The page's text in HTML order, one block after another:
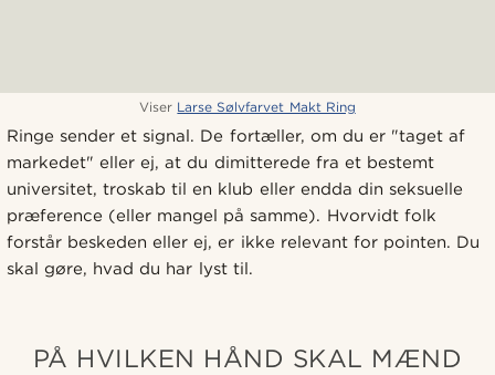
Viser Larse Sølvfarvet Makt Ring
Ringe sender et signal. De fortæller, om du er "taget af
markedet" eller ej, at du dimitterede fra et bestemt
universitet, troskab til en klub eller endda din seksuelle
præference (eller mangel på samme). Hvorvidt folk
forstår beskeden eller ej, er ikke relevant for pointen. Du
skal gøre, hvad du har lyst til.
PÅ HVILKEN HÅND SKAL MÆND